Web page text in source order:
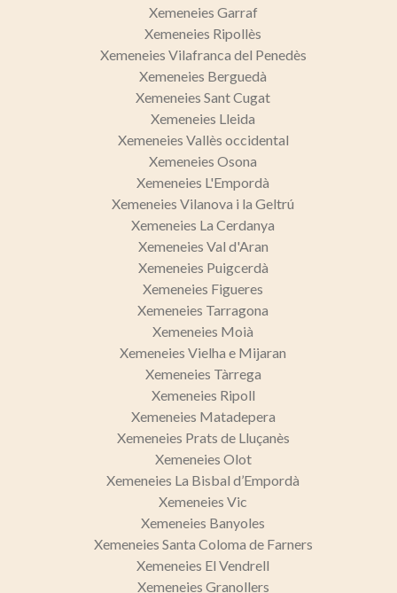
Xemeneies Garraf
Xemeneies Ripollès
Xemeneies Vilafranca del Penedès
Xemeneies Berguedà
Xemeneies Sant Cugat
Xemeneies Lleida
Xemeneies Vallès occidental
Xemeneies Osona
Xemeneies L'Empordà
Xemeneies Vilanova i la Geltrú
Xemeneies La Cerdanya
Xemeneies Val d'Aran
Xemeneies Puigcerdà
Xemeneies Figueres
Xemeneies Tarragona
Xemeneies Moià
Xemeneies Vielha e Mijaran
Xemeneies Tàrrega
Xemeneies Ripoll
Xemeneies Matadepera
Xemeneies Prats de Lluçanès
Xemeneies Olot
Xemeneies La Bisbal d’Empordà
Xemeneies Vic
Xemeneies Banyoles
Xemeneies Santa Coloma de Farners
Xemeneies El Vendrell
Xemeneies Granollers